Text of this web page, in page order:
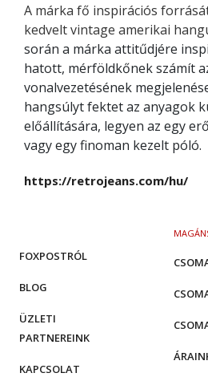
A márka fő inspirációs
kedvelt vintage amerikai
során a márka attitűdjére
hatott, mérföldkőnek számít
vonalvezetésének
hangsúlyt fektet az anyagok
előállítására, legyen az egy
vagy egy finoman kezelt póló.
https://retrojeans.com/hu/
FOXPOSTRÓL
BLOG
ÜZLETI
PARTNEREINK
KAPCSOLAT